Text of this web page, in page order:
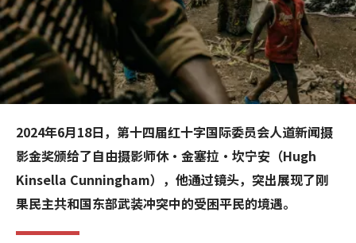
2024年6月18日，第十四届红十字国际委员会人道新闻摄
影金奖颁给了自由摄影师休·金塞拉·坎宁安（Hugh
Kinsella Cunningham），他通过镜头，突出展现了刚
果民主共和国东部武装冲突中的受困平民的境遇。